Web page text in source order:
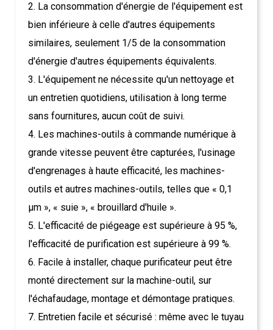
2. La consommation d'énergie de l'équipement est
bien inférieure à celle d'autres équipements
similaires, seulement 1/5 de la consommation
d'énergie d'autres équipements équivalents.
3. L'équipement ne nécessite qu'un nettoyage et
un entretien quotidiens, utilisation à long terme
sans fournitures, aucun coût de suivi.
4. Les machines-outils à commande numérique à
grande vitesse peuvent être capturées, l'usinage
d'engrenages à haute efficacité, les machines-
outils et autres machines-outils, telles que « 0,1
µm », « suie », « brouillard d'huile ».
5. L'efficacité de piégeage est supérieure à 95 %,
l'efficacité de purification est supérieure à 99 %.
6. Facile à installer, chaque purificateur peut être
monté directement sur la machine-outil, sur
l'échafaudage, montage et démontage pratiques.
7. Entretien facile et sécurisé : même avec le tuyau